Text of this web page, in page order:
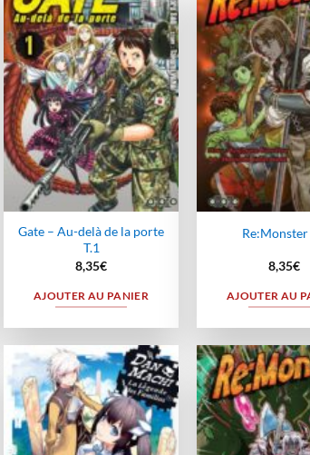
Ajouter
à la
wishlist
Gate – Au-delà de la porte
T.1
8,35€
AJOUTER AU PANIER
Re:Monster
8,35€
AJOUTER AU
Ajouter
à la
wishlist